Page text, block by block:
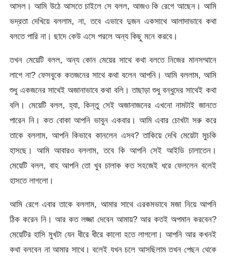
আসল। আমি উঠে আসতে চাইলে সে বলল, আজও কি রেগে আছেন। আমি
ভদ্রতা দেখিয়ে বললাম, না, তবে এভাবে দুজন একসাথে আলাদাভাবে কথা
বলতে পারি না। ছাদে কেউ এসে পরলে অন্য কিছু মনে করবে।
তখন মেয়েটি বলল, অন্য কোন মেয়ের সাথে কথা বলতে নিজের মানসম্মানে
লাগে না? ফেসবুকে কতজনের সাথে কথা বলেন আপনি। আমি বললাম, আমি
শুধু একজনের সাথেই অজানাভাবে কথা বলি। তাছাড়া শুধু বন্ধুদের সাথেই কথা
বলি। মেয়েটি বলল, হ্যা, কিন্তু সেই অজানাজনের এখনো নামটাই জানতে
পারেন নি। কত বোকা আপনি ভাবুন একবার। আমি এবার চোখটা সরু করে
তাকে বললাম, আপনি কিভাবে কানলেন এসব? তাকিয়ে দেখি মেয়েটা মুচকি
হাসছে। আমি আবারও বললাম, তবে কি আপনি সেই আইডি চালাতেন।
মেয়েটি বলল, বাহ আপনি তো খুব চালাক কত সহজেই ধরে ফেললেন বলেই
হাসতে লাগলো।
আমি রেগে এবার তাকে বললাম, আমার সাথে এরকমভাবে মজা নিয়ে আপনি
ঠিক করেন নি। আর কত লজ্জা দেবেন আমায়? আর কতই অপমান করবেন?
মেয়েটির হাসি মুখটা যেন ধীরে ধীরে কালো হতে লাগলো। আপনি আর কখনই
কথা বলবেন না আমার সাথে। বলেই যখন চলে আসছিলাম তখন পেছন থেকে